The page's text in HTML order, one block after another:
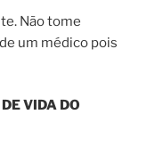
Não tome
um médico pois
VIDA DO